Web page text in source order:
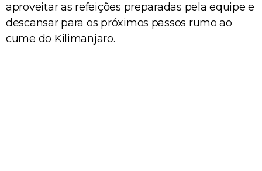
aproveitar as refeições preparadas pela equipe e
descansar para os próximos passos rumo ao
cume do Kilimanjaro.